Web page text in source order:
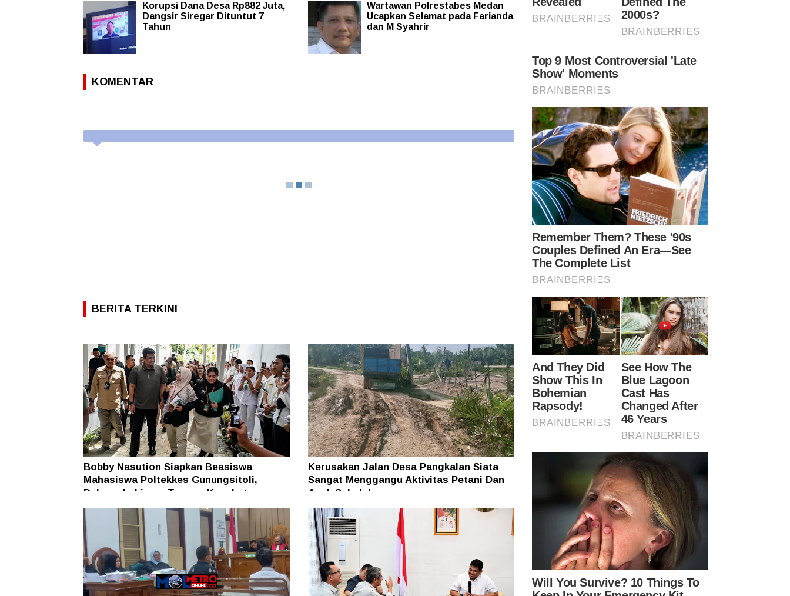
Korupsi Dana Desa Rp882 Juta,
Dangsir Siregar Dituntut 7
Tahun
Wartawan Polrestabes Medan
Ucapkan Selamat pada Farianda
dan M Syahrir
KOMENTAR
BERITA TERKINI
Bobby Nasution Siapkan Beasiswa
Mahasiswa Poltekkes Gunungsitoli,
Dukung Lahirnya Tenaga Kesehatan
Kepulauan Nias
Kerusakan Jalan Desa Pangkalan Siata
Sangat Menggangu Aktivitas Petani Dan
Anak Sekolah